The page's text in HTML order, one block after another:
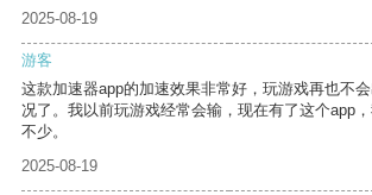
2025-08-19
游客
这款加速器app的加速效果非常好，玩游戏再也不
况了。我以前玩游戏经常会输，现在有了这个app
不少。
2025-08-19